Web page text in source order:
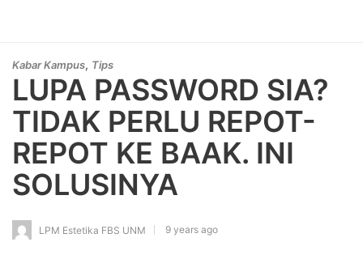
Kabar Kampus, Tips
LUPA PASSWORD SIA?
TIDAK PERLU REPOT-
REPOT KE BAAK. INI
SOLUSINYA
LPM Estetika FBS UNM 9 years ago